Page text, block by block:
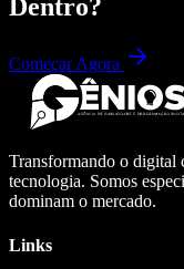
Dentro?
Começar Agora
Transformando o digital
tecnologia. Somos
dominam o mercado.
Links